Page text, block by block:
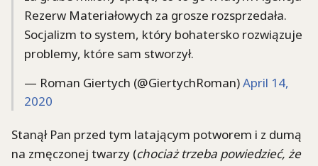
Rezerw Materiałowych za grosze rozsprzedała.
Socjalizm to system, który bohatersko rozwiązuje
problemy, które sam stworzył.
— Roman Giertych (@GiertychRoman)April 14,
2020
Stanął Pan przed tym latającym potworem i z dumą
na zmęczonej twarzy (chociaż trzeba powiedzieć, że